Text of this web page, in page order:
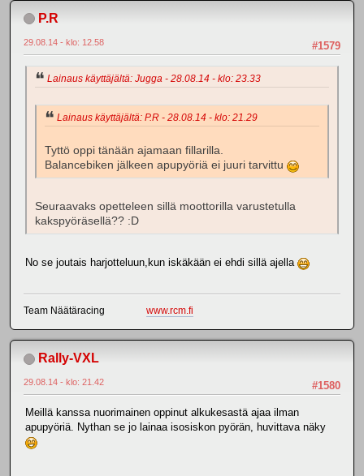
P.R
#1579
29.08.14 - klo: 12.58
Lainaus käyttäjältä: Jugga - 28.08.14 - klo: 23.33
Lainaus käyttäjältä: P.R - 28.08.14 - klo: 21.29
Tyttö oppi tänään ajamaan fillarilla.
Balancebiken jälkeen apupyöriä ei juuri tarvittu
Seuraavaks opetteleen sillä moottorilla varustetulla
kakspyöräsellä?? :D
No se joutais harjotteluun,kun iskäkään ei ehdi sillä ajella
Team Näätäracing www.rcm.fi
Rally-VXL
#1580
29.08.14 - klo: 21.42
Meillä kanssa nuorimainen oppinut alkukesastä ajaa ilman
apupyöriä. Nythan se jo lainaa isosiskon pyörän, huvittava näky